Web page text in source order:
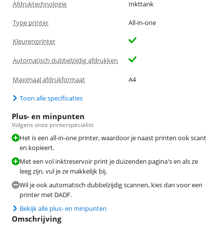
Afdruktechnologie Inkttank
Type printer All-in-one
Kleurenprinter
Automatisch dubbelzijdig afdrukken
Maximaal afdrukformaat A4
Toon alle specificaties
Plus- en minpunten
Volgens onze printerspecialist
Het is een all-in-one printer, waardoor je naast printen ook scant
en kopieert.
Met een vol inktreservoir print je duizenden pagina's en als ze
leeg zijn, vul je ze makkelijk bij.
Wil je ook automatisch dubbelzijdig scannen, kies dan voor een
printer met DADF.
Bekijk alle plus- en minpunten
Omschrijving